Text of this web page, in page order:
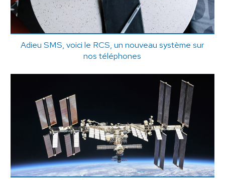
Adieu SMS, voici le RCS, un nouveau système sur
nos téléphones